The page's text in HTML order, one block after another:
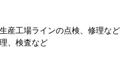
産工場ラインの点検、修理など
、検査など